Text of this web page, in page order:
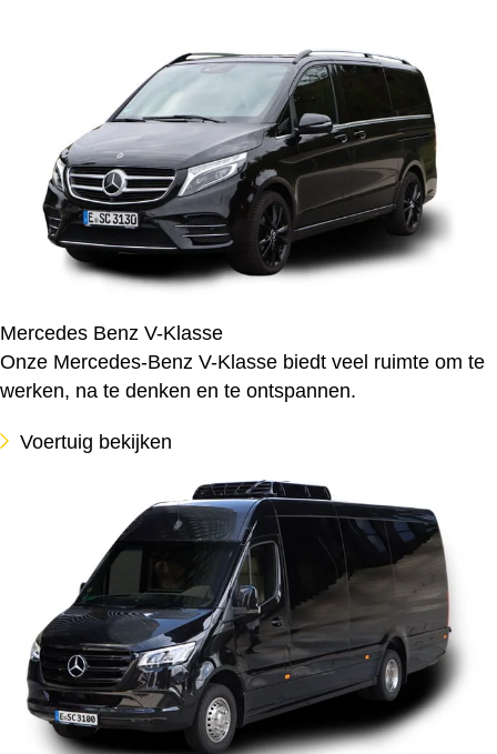
Mercedes Benz V-Klasse
Onze Mercedes-Benz V-Klasse biedt veel ruimte om te
werken, na te denken en te ontspannen.
Voertuig bekijken